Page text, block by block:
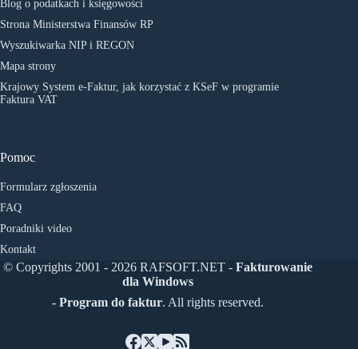
Blog o podatkach i księgowości
Strona Ministerstwa Finansów RP
Wyszukiwarka NIP i REGON
Mapa strony
Krajowy System e-Faktur, jak korzystać z KSeF w programie
Faktura VAT
Pomoc
Formularz zgłoszenia
FAQ
Poradniki video
Kontakt
© Copyrights 2001 - 2026 RAFSOFT.NET - Fakturowanie
dla Windows
- Program do faktur. All rights reserved.